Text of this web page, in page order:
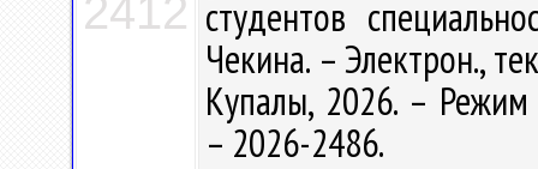
2412 студентов
Чекина. – Электрон.,
Купалы, 2026. –
– 2026-2486.